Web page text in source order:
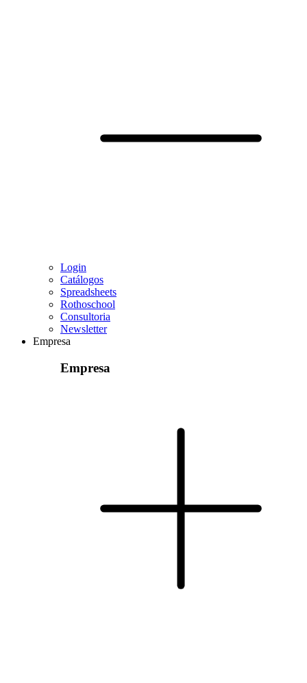
Login
Catálogos
Spreadsheets
Rothoschool
Consultoria
Newsletter
Empresa
Empresa